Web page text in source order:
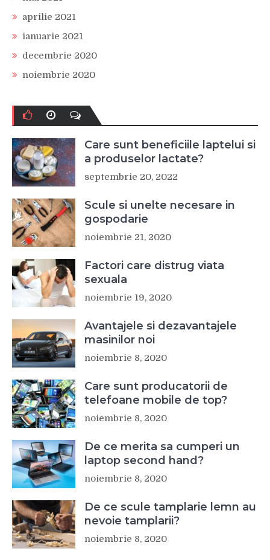
aprilie 2021
ianuarie 2021
decembrie 2020
noiembrie 2020
Care sunt beneficiile laptelui si
a produselor lactate?
septembrie 20, 2022
Scule si unelte necesare in
gospodarie
noiembrie 21, 2020
Factori care distrug viata
sexuala
noiembrie 19, 2020
Avantajele si dezavantajele
masinilor noi
noiembrie 8, 2020
Care sunt producatorii de
telefoane mobile de top?
noiembrie 8, 2020
De ce merita sa cumperi un
laptop second hand?
noiembrie 8, 2020
De ce scule tamplarie lemn au
nevoie tamplarii?
noiembrie 8, 2020